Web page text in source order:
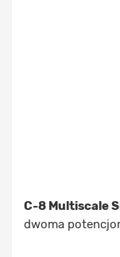
C-8 Multiscale
dwoma